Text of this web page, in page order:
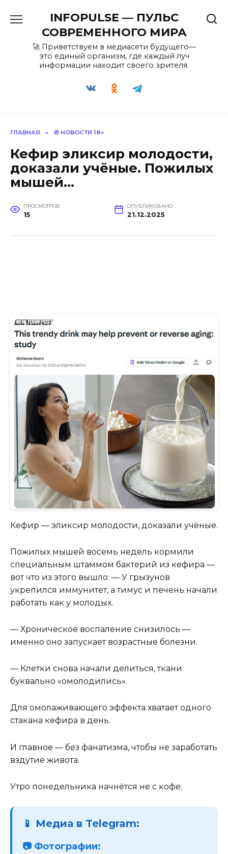
содержанию
INFOPULSE — ПУЛЬС
СОВРЕМЕННОГО МИРА
🚀 Приветствуем в медиасети будущего—
это единый организм, где каждый луч
информации находит своего зрителя.
ГЛАВНАЯ » 🚫 НОВОСТИ 18+
Кефир эликсир молодости,
доказали учёные. Пожилых
мышей…
ПРОСМОТРОВ
15
ОПУБЛИКОВАНО
21.12.2025
Кефир — эликсир молодости, доказали учёные.
Пожилых мышей восемь недель кормили
специальным штаммом бактерий из кефира —
вот что из этого вышло: — У грызунов
укрепился иммунитет, а тимус и печень начали
работать как у молодых.
— Хроническое воспаление снизилось —
именно оно запускает возрастные болезни.
— Клетки снова начали делиться, ткани
буквально «омолодились».
Для омолаживающего эффекта хватает одного
стакана кефира в день.
И главное — без фанатизма, чтобы не заработать
вздутие живота.
Утро понедельника начнётся не с кофе.
📱 Медиа в Telegram:
📷 Фотографии: